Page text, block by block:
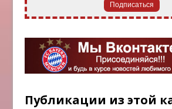
Публикации из этой